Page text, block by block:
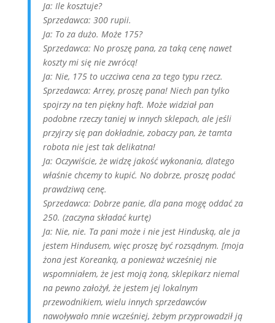
Ja: Ile kosztuje?
Sprzedawca: 300 rupii.
Ja: To za dużo. Może 175?
Sprzedawca: No proszę pana, za taką cenę nawet
koszty mi się nie zwrócą!
Ja: Nie, 175 to uczciwa cena za tego typu rzecz.
Sprzedawca: Arrey, proszę pana! Niech pan tylko
spojrzy na ten piękny haft. Może widział pan
podobne rzeczy taniej w innych sklepach, ale jeśli
przyjrzy się pan dokładnie, zobaczy pan, że tamta
robota nie jest tak delikatna!
Ja: Oczywiście, że widzę jakość wykonania, dlatego
właśnie chcemy to kupić. No dobrze, proszę podać
prawdziwą cenę.
Sprzedawca: Dobrze panie, dla pana mogę oddać za
250. (zaczyna składać kurtę)
Ja: Nie, nie. Ta pani może i nie jest Hinduską, ale ja
jestem Hindusem, więc proszę być rozsądnym. [moja
żona jest Koreanką, a ponieważ wcześniej nie
wspomniałem, że jest moją żoną, sklepikarz niemal
na pewno założył, że jestem jej lokalnym
przewodnikiem, wielu innych sprzedawców
nawoływało mnie wcześniej, żebym przyprowadził ją